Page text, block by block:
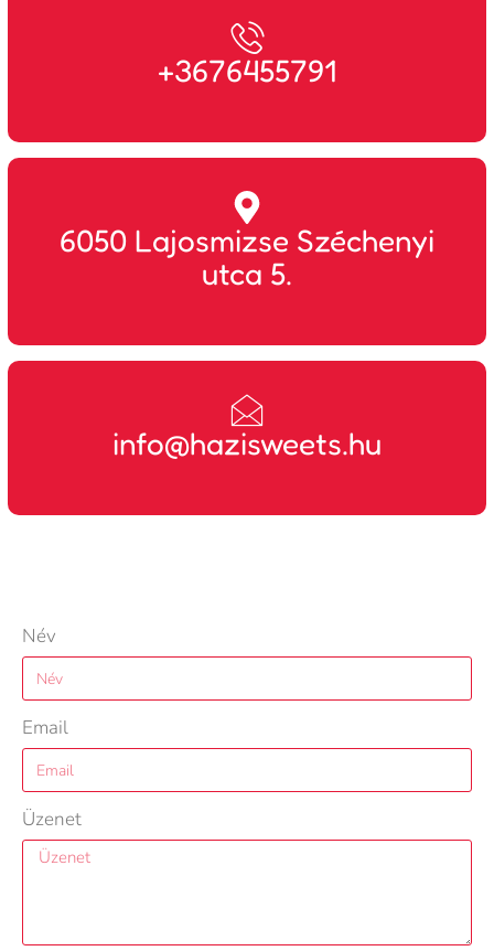
+3676455791
6050 Lajosmizse Széchenyi
utca 5.
info@hazisweets.hu
Név
Email
Üzenet